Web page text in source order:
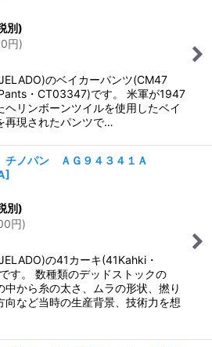
別)
円)
のベイカーパンツ(CM47
・CT03347)です。 米軍が1947
ヘリンボーンツイルを使用したベイ
再現されたパンツで…
ノパン ＡＧ９４３４１Ａ
]
別)
円)
の41カーキ(41Kahki・
す。 数種類のデッドストックの
中から糸の太さ、ムラの形状、撚り
向など当時の生産背景、技術力を想